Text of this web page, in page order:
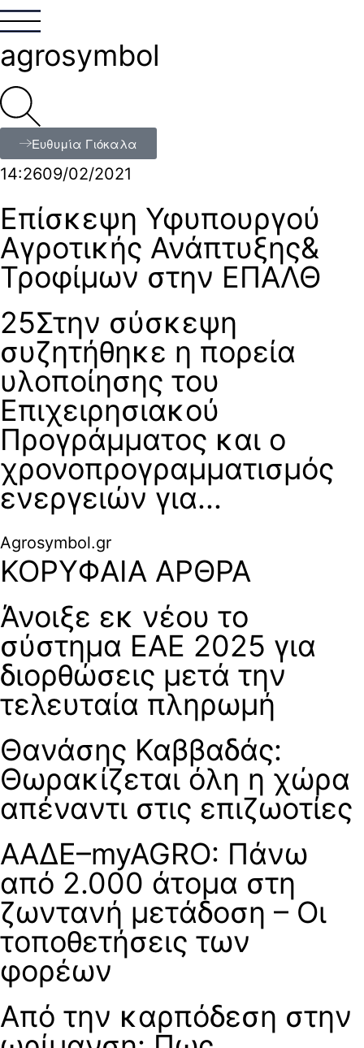
agrosymbol
Ευθυμία Γιόκαλα
14:2609/02/2021
Επίσκεψη Υφυπουργού
Αγροτικής Ανάπτυξης&
Τροφίμων στην ΕΠΑΛΘ
25Στην σύσκεψη
συζητήθηκε η πορεία
υλοποίησης του
Επιχειρησιακού
Προγράμματος και ο
χρονοπρογραμματισμός
ενεργειών για...
Agrosymbol.gr
ΚΟΡΥΦΑΙΑ ΑΡΘΡΑ
Άνοιξε εκ νέου το
σύστημα ΕΑΕ 2025 για
διορθώσεις μετά την
τελευταία πληρωμή
Θανάσης Καββαδάς:
Θωρακίζεται όλη η χώρα
απέναντι στις επιζωοτίες
ΑΑΔΕ–myAGRO: Πάνω
από 2.000 άτομα στη
ζωντανή μετάδοση – Οι
τοποθετήσεις των
φορέων
Από την καρπόδεση στην